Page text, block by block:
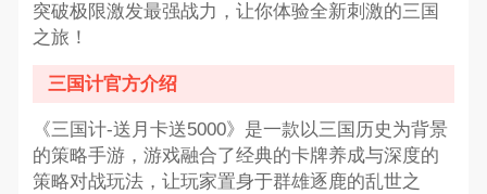
突破极限激发最强战力，让你体验全新刺激的三国
之旅！
三国计官方介绍
《三国计-送月卡送5000》是一款以三国历史为背景
的策略手游，游戏融合了经典的卡牌养成与深度的
策略对战玩法，让玩家置身于群雄逐鹿的乱世之